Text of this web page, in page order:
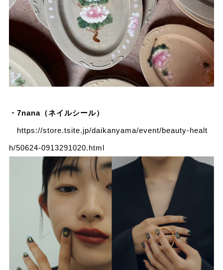
・7nana（ネイルシール）
https://store.tsite.jp/daikanyama/event/beauty-healt
h/50624-0913291020.html